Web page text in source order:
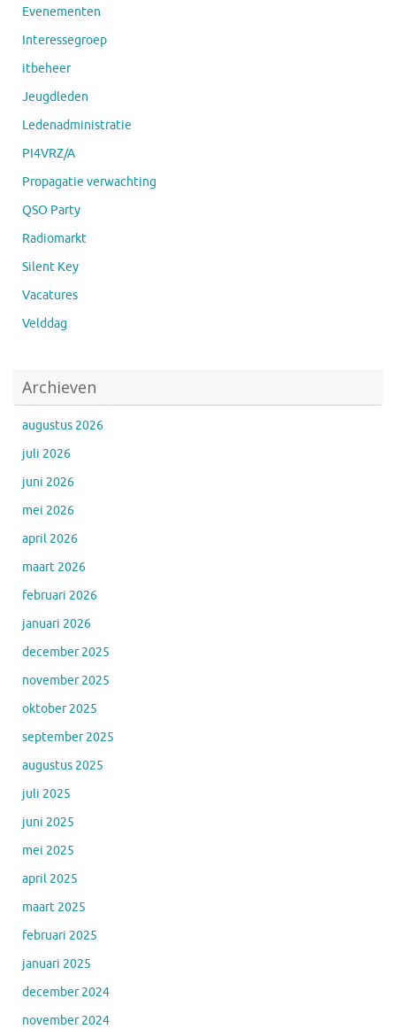
Evenementen
Interessegroep
itbeheer
Jeugdleden
Ledenadministratie
PI4VRZ/A
Propagatie verwachting
QSO Party
Radiomarkt
Silent Key
Vacatures
Velddag
Archieven
augustus 2026
juli 2026
juni 2026
mei 2026
april 2026
maart 2026
februari 2026
januari 2026
december 2025
november 2025
oktober 2025
september 2025
augustus 2025
juli 2025
juni 2025
mei 2025
april 2025
maart 2025
februari 2025
januari 2025
december 2024
november 2024